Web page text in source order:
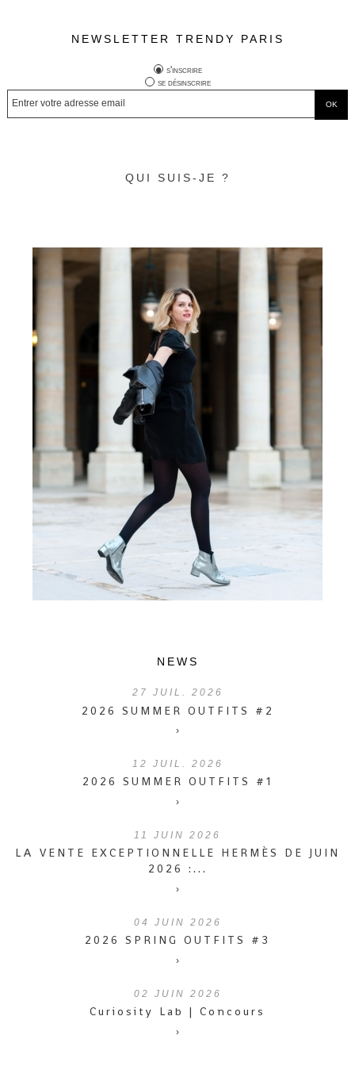
NEWSLETTER TRENDY PARIS
s'inscrire
se désinscrire
QUI SUIS-JE ?
NEWS
27 JUIL. 2026
2026 SUMMER OUTFITS #2
›
12 JUIL. 2026
2026 SUMMER OUTFITS #1
›
11 JUIN 2026
LA VENTE EXCEPTIONNELLE HERMÈS DE JUIN
2026 :...
›
04 JUIN 2026
2026 SPRING OUTFITS #3
›
02 JUIN 2026
Curiosity Lab | Concours
›